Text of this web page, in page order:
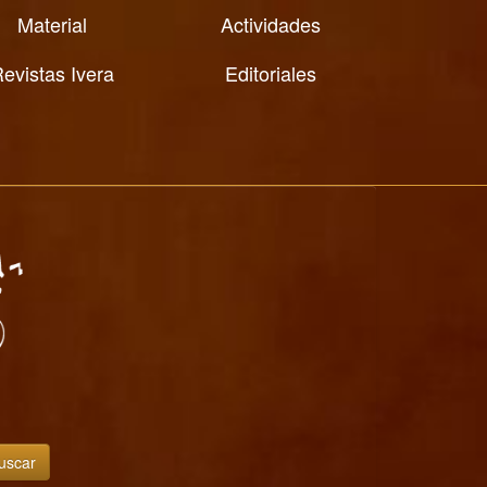
Material
Actividades
Ivera
Editoriales